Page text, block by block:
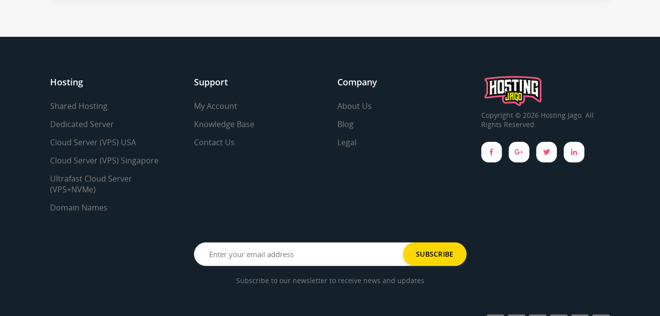
Hosting
Shared Hosting
Dedicated Server
Cloud Server (VPS) USA
Cloud Server (VPS) Singapore
Ultrafast Cloud Server
(VPS+NVMe)
Domain Names
Support
My Account
Knowledge Base
Contact Us
Company
About Us
Blog
Legal
Copyright © 2026 Hosting Jago. All
Rights Reserved.
Subscribe to our newsletter to receive news and updates